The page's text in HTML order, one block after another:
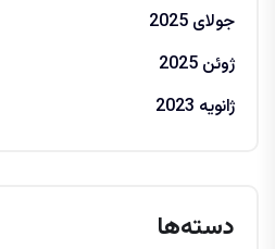
جولای 2025
ژوئن 2025
ژانویه 2023
دسته‌ها